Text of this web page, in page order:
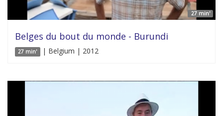
27 min'
Belges du bout du monde - Burundi
27 min' | Belgium | 2012